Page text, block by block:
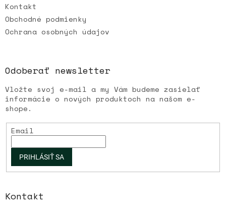
Kontakt
Obchodné podmienky
Ochrana osobných údajov
Odoberať newsletter
Vložte svoj e-mail a my Vám budeme zasielať
informácie o nových produktoch na našom e-
shope.
Email
PRIHLÁSIŤ SA
Kontakt